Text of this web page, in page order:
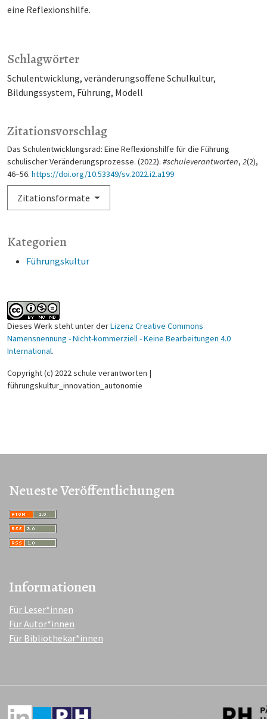
Schlagwörter
Schulentwicklung veränderungsoffene Schulkultur
Bildungssystem Führung Modell
Kategorien
Führungskultur
Zitationsvorschlag
Das Schulentwicklungsrad: Eine Reflexionshilfe für die Führung
schulischer Veränderungsprozesse. (2022). #schuleverantworten, 2(2),
46–56. https://doi.org/10.53349/sv.2022.i2.a199
Zitationsformate
eine Reflexionshilfe.
Dieses Werk steht unter derLizenz Creative Commons
Namensnennung - Nicht-kommerziell - Keine Bearbeitungen 4.0
International.
Copyright (c) 2022 schule verantworten |
führungskultur_innovation_autonomie
Neueste Veröffentlichungen
Informationen
Für Leser*innen
Für Autor*innen
Für Bibliothekar*innen